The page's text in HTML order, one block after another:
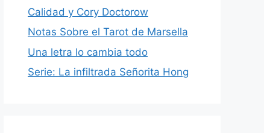
Calidad y Cory Doctorow
Notas Sobre el Tarot de Marsella
Una letra lo cambia todo
Serie: La infiltrada Señorita Hong